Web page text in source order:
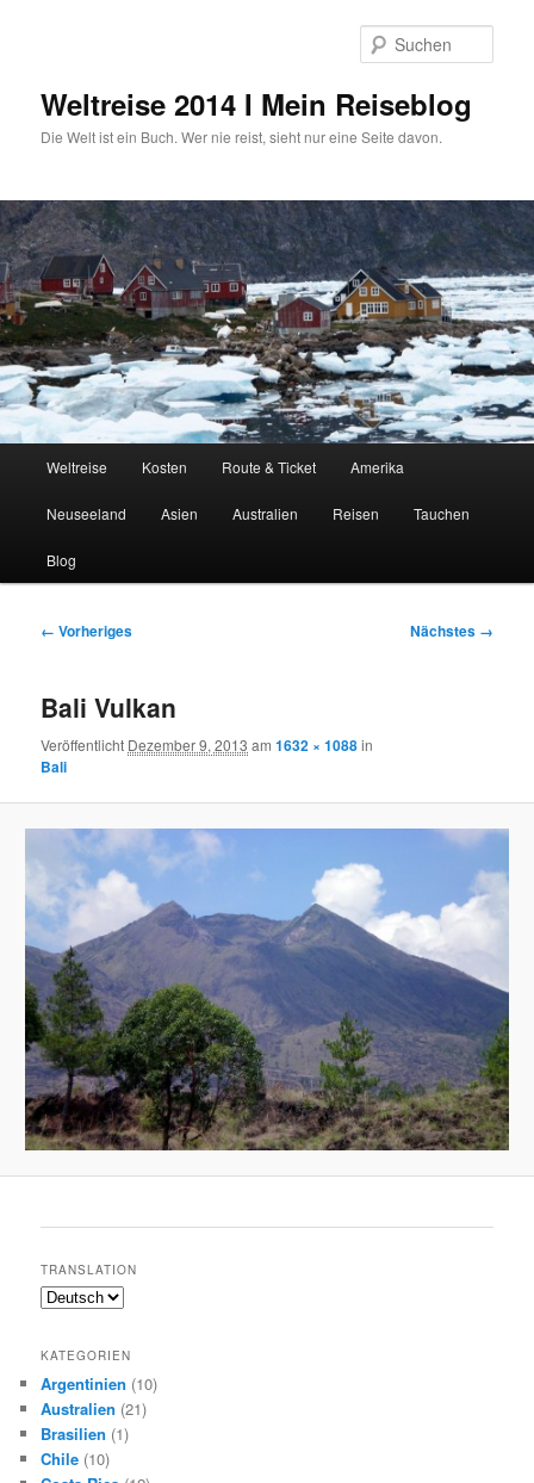
Weltreise 2014 I Mein Reiseblog
Die Welt ist ein Buch. Wer nie reist, sieht nur eine Seite davon.
Weltreise Kosten Route & Ticket Amerika
Neuseeland Asien Australien Reisen Tauchen
Blog
Bilder-
← Vorheriges Nächstes →
Bali Vulkan
Veröffentlicht Dezember 9, 2013 am1632 × 1088in
Bali
TRANSLATION
KATEGORIEN
Argentinien (10)
Australien (21)
Brasilien (1)
Chile (10)